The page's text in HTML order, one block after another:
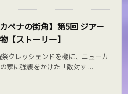
カペナの街角】第5回 ジアー
【ストーリー】
クレッシェンドを機に、ニューカ
家に強襲をかけた「敵対す ...